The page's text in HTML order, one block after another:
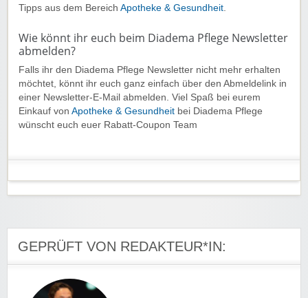
Tipps aus dem Bereich Apotheke & Gesundheit
Wie könnt ihr euch beim Diadema Pflege Newsletter
abmelden?
Falls ihr den Diadema Pflege Newsletter nicht mehr erhalten
möchtet, könnt ihr euch ganz einfach über den Abmeldelink in
einer Newsletter-E-Mail abmelden. Viel Spaß bei eurem
Einkauf von Apotheke & Gesundheit bei Diadema Pflege
wünscht euch euer Rabatt-Coupon Team
GEPRÜFT VON REDAKTEUR*IN: